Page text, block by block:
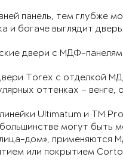
панель, тем глубже
и богаче выглядит
двери с МДФ-
Torex с отделкой
оттенках – венге,
Ultimatum и TM
могут быть
дом», применяются
или покрытием